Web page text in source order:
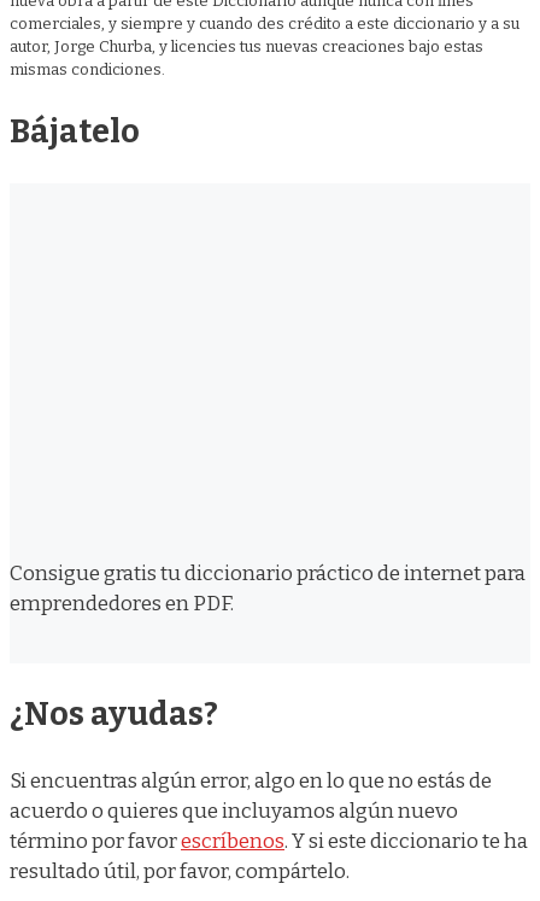
comerciales, y siempre y cuando des crédito a este diccionario y a su
autor, Jorge Churba, y licencies tus nuevas creaciones bajo estas
mismas condiciones.
Bájatelo
Consigue gratis tu diccionario práctico de internet para
emprendedores en PDF.
¿Nos ayudas?
Si encuentras algún error, algo en lo que no estás de
acuerdo o quieres que incluyamos algún nuevo
término por favorescríbenos. Y si este diccionario te ha
resultado útil, por favor, compártelo.